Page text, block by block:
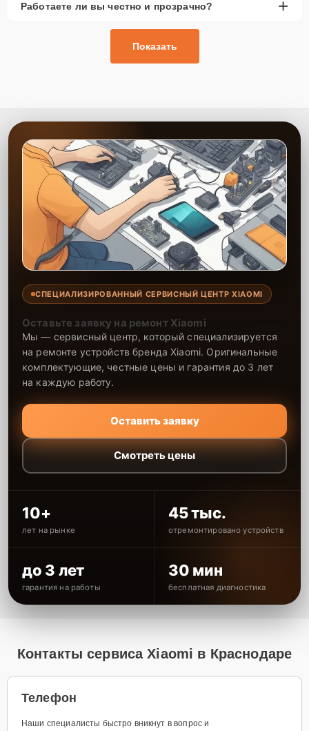
Работаете ли вы честно и прозрачно? +
Показать
СПЕЦИАЛИЗИРОВАННЫЙ СЕРВИСНЫЙ ЦЕНТР XIAOMI
Оставьте заявку на ремонт Xiaomi
Мы — сервисный центр, который специализируется
на ремонте устройств бренда Xiaomi. Оригинальные
комплектующие, честные цены и гарантия до 3 лет
на каждую работу.
Оставить заявку
Смотреть цены
10+
лет на рынке
45 тыс.
отремонтировано устройств
до 3 лет
гарантия на работы
30 мин
бесплатная диагностика
Контакты сервиса Xiaomi в Краснодаре
Телефон
Наши специалисты быстро вникнут в вопрос и